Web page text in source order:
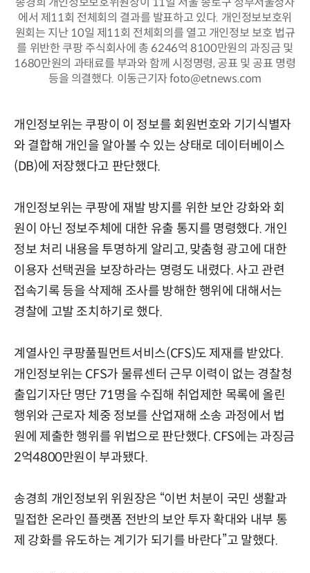
에서 제11회 전체회의 결과를 발표하고 있다. 개인정보보호위
원회는 지난 10일 제11회 전체회의를 열고 개인정보 보호 법규
를 위반한 쿠팡 주식회사에 총 6246억 8100만원의 과징금 및
1680만원의 과태료를 부과와 함께 시정명령, 공표 및 공표 명령
등을 의결했다. 이동근기자 foto@etnews.com
개인정보위는 쿠팡이 이 정보를 회원번호와 기기식별자
와 결합해 개인을 알아볼 수 있는 상태로 데이터베이스
(DB)에 저장했다고 판단했다.
개인정보위는 쿠팡에 재발 방지를 위한 보안 강화와 회
원이 아닌 정보주체에 대한 유출 통지를 명령했다. 개인
정보 처리 내용을 투명하게 알리고, 맞춤형 광고에 대한
이용자 선택권을 보장하라는 명령도 내렸다. 사고 관련
접속기록 등을 삭제해 조사를 방해한 행위에 대해서는
경찰에 고발 조치하기로 했다.
계열사인 쿠팡풀필먼트서비스(CFS)도 제재를 받았다.
개인정보위는 CFS가 물류센터 근무 이력이 없는 경찰청
출입기자단 명단 71명을 수집해 취업제한 목록에 올린
행위와 근로자 체중 정보를 산업재해 소송 과정에서 법
원에 제출한 행위를 위법으로 판단했다. CFS에는 과징금
2억4800만원이 부과됐다.
송경희 개인정보위 위원장은 “이번 처분이 국민 생활과
밀접한 온라인 플랫폼 전반의 보안 투자 확대와 내부 통
제 강화를 유도하는 계기가 되기를 바란다”고 말했다.